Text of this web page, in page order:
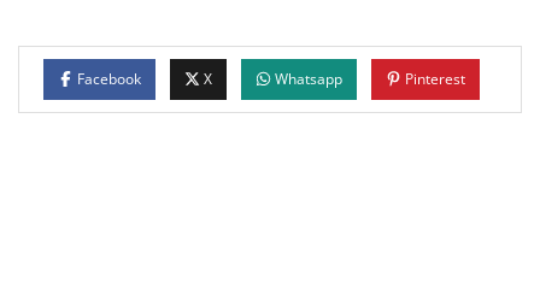
Facebook X Whatsapp Pinterest